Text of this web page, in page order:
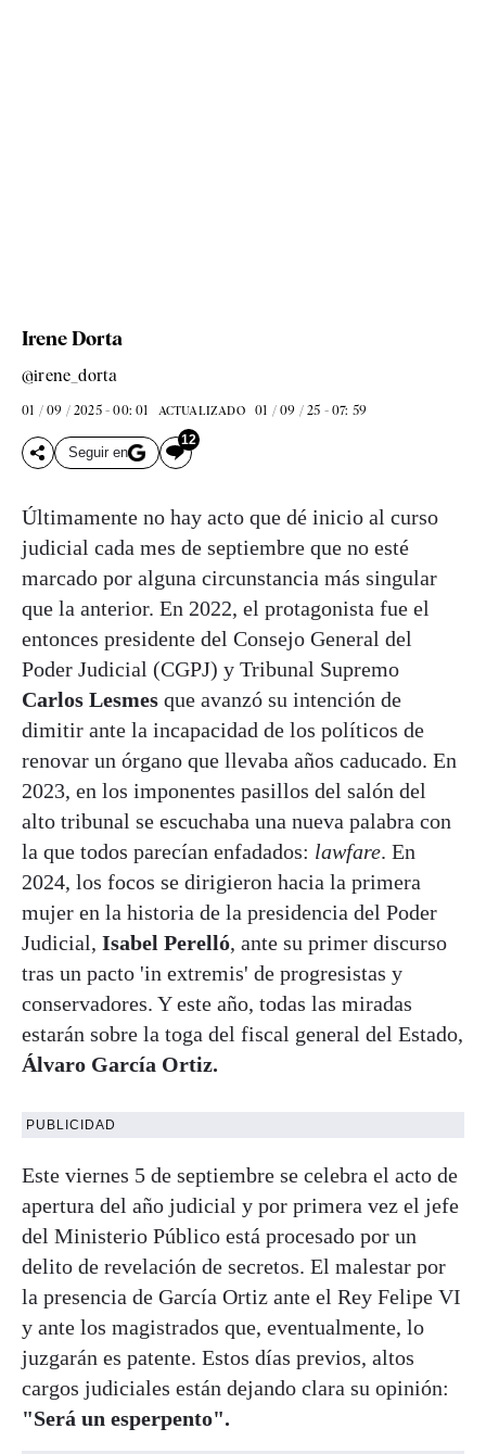
Irene Dorta
@irene_dorta
01 / 09 / 2025 - 00: 01 ACTUALIZADO 01 / 09 / 25 - 07: 59
Seguir en
12
Últimamente no hay acto que dé inicio al curso
judicial cada mes de septiembre que no esté
marcado por alguna circunstancia más singular
que la anterior. En 2022, el protagonista fue el
entonces presidente del Consejo General del
Poder Judicial (CGPJ) y Tribunal Supremo
Carlos Lesmes que avanzó su intención de
dimitir ante la incapacidad de los políticos de
renovar un órgano que llevaba años caducado. En
2023, en los imponentes pasillos del salón del
alto tribunal se escuchaba una nueva palabra con
la que todos parecían enfadados: lawfare. En
2024, los focos se dirigieron hacia la primera
mujer en la historia de la presidencia del Poder
Judicial, Isabel Perelló, ante su primer discurso
tras un pacto 'in extremis' de progresistas y
conservadores. Y este año, todas las miradas
estarán sobre la toga del fiscal general del Estado,
Álvaro García Ortiz.
PUBLICIDAD
Este viernes 5 de septiembre se celebra el acto de
apertura del año judicial y por primera vez el jefe
del Ministerio Público está procesado por un
delito de revelación de secretos. El malestar por
la presencia de García Ortiz ante el Rey Felipe VI
y ante los magistrados que, eventualmente, lo
juzgarán es patente. Estos días previos, altos
cargos judiciales están dejando clara su opinión:
"Será un esperpento".